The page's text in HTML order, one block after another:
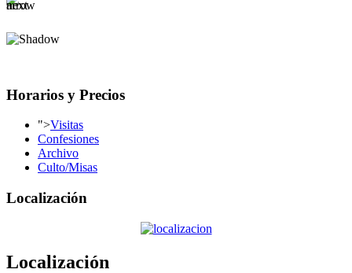
Horarios y Precios
">Visitas
Confesiones
Archivo
Culto/Misas
Localización
Localización